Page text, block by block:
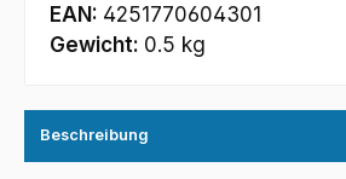
EAN: 4251770604301
Gewicht: 0.5 kg
Beschreibung